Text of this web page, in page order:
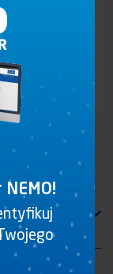
BNA 29.05917